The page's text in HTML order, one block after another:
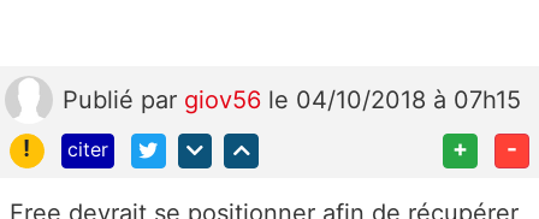
Publié par giov56 le 04/10/2018 à 07h15
!
citer + -
Free devrait se positionner afin de récupérer